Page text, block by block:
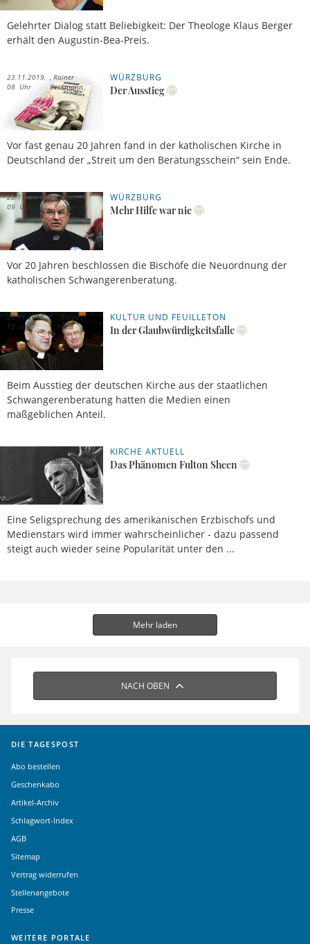
Gelehrter Dialog statt Beliebigkeit: Der Theologe Klaus Berger
erhält den Augustin-Bea-Preis.
WÜRZBURG
Der Ausstieg
Vor fast genau 20 Jahren fand in der katholischen Kirche in
Deutschland der „Streit um den Beratungsschein“ sein Ende.
23.11.2019,
08 Uhr
Rainer
Beckmann
WÜRZBURG
Mehr Hilfe war nie
Vor 20 Jahren beschlossen die Bischöfe die Neuordnung der
katholischen Schwangerenberatung.
22.11.2019,
09 Uhr
Stefan
Rehder
KULTUR UND FEUILLETON
In der Glaubwürdigkeitsfalle
Beim Ausstieg der deutschen Kirche aus der staatlichen
Schwangerenberatung hatten die Medien einen
maßgeblichen Anteil.
22.11.2019,
12 Uhr
Guido
Horst
KIRCHE AKTUELL
Das Phänomen Fulton Sheen
Eine Seligsprechung des amerikanischen Erzbischofs und
Medienstars wird immer wahrscheinlicher - dazu passend
steigt auch wieder seine Popularität unter den ...
Stefan
Meetschen
Mehr laden
NACH OBEN
DIE TAGESPOST
Abo bestellen
Geschenkabo
Artikel-Archiv
Schlagwort-Index
AGB
Sitemap
Vertrag widerrufen
Stellenangebote
Presse
WEITERE PORTALE